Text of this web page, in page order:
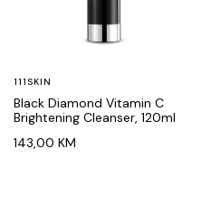
111SKIN
Black Diamond Vitamin C
Brightening Cleanser, 120ml
143,00 KM